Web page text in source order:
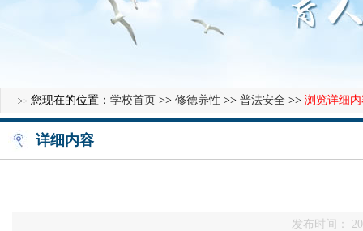
您现在的位置： 学校首页 >> 修德养性 >> 普法安全 >> 浏览详细
详细内容
发布时间：